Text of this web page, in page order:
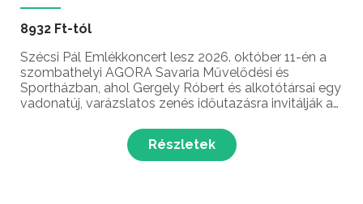
8932 Ft-tól
Szécsi Pál Emlékkoncert lesz 2026. október 11-én a
szombathelyi AGORA Savaria Művelődési és
Sportházban, ahol Gergely Róbert és alkotótársai egy
vadonatúj, varázslatos zenés időutazásra invitálják a
születésének 80. évfordulója alkalmából színpadra
Részletek